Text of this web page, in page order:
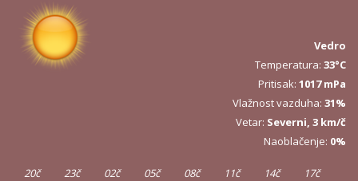
Vedro
Temperatura: 33°C
Pritisak: 1017 mPa
Vlažnost vazduha: 31%
Vetar: Severni, 3 km/č
Naoblačenje: 0%
20č 23č 02č 05č 08č 11č 14č 17č